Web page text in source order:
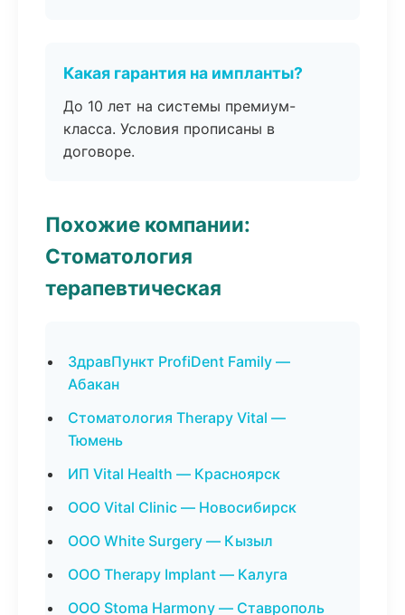
Какая гарантия на импланты?
До 10 лет на системы премиум-
класса. Условия прописаны в
договоре.
Похожие компании:
Стоматология
терапевтическая
ЗдравПункт ProfiDent Family —
Абакан
Стоматология Therapy Vital —
Тюмень
ИП Vital Health — Красноярск
ООО Vital Clinic — Новосибирск
ООО White Surgery — Кызыл
ООО Therapy Implant — Калуга
ООО Stoma Harmony — Ставрополь